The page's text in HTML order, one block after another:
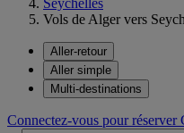
Vols de Alger vers
Aller-retour
Aller simple
Multi-destinations
Connectez-vous pour réserver